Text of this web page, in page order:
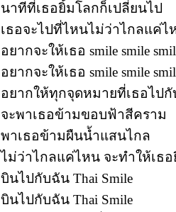
นาทีที่เธอยิ้มโลกก็เปลี่ยนไป
เธอจะไปที่ไหนไม่ว่าไกลแค่
อยากจะให้เธอ smile smile
อยากจะให้เธอ smile smile
อยากให้ทุกจุดหมายที่เธอไป
จะพาเธอข้ามขอบฟ้าสีคราม
พาเธอข้ามผืนน้ำแสนไกล
ไม่ว่าไกลแค่ไหน จะทำให้เธ
บินไปกับฉัน Thai Smile
บินไปกับฉัน Thai Smile